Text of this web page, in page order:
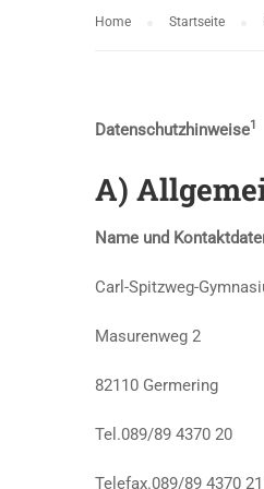
Home Startseite
Datenschutzhinweise1
A)
Name und
Carl-Spitzweg-
Masurenweg 2
82110 Germering
Tel.089/89 4370 20
Telefax.089/89 4370